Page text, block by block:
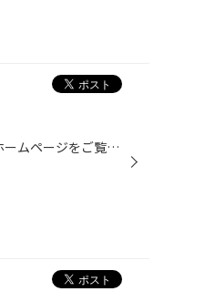
御覧の皆様こんにちは！ こんばんは！ タイヤ館本庄店です 当店のホームページをご覧いただき ありがとうございます！ 本日は たけい スタッフ オススメ作業！ ヘッドライトコーティング をご紹介させていただきます！ おクルマの大事な部分の一つ！ ヘッドライトの黄ばみ・擦り傷気になりませんか...